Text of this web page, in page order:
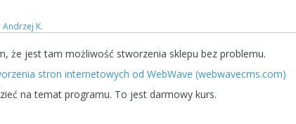
Andrzej K.
że jest tam możliwość stworzenia sklepu bez problemu.
stron internetowych od WebWave (webwavecms.com)
na temat programu. To jest darmowy kurs.